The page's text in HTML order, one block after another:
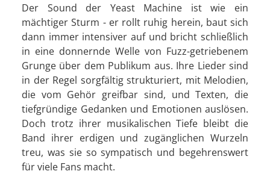
Der Sound der Yeast Machine ist wie ein
mächtiger Sturm - er rollt ruhig herein, baut sich
dann immer intensiver auf und bricht schließlich
in eine donnernde Welle von Fuzz-getriebenem
Grunge über dem Publikum aus. Ihre Lieder sind
in der Regel sorgfältig strukturiert, mit Melodien,
die vom Gehör greifbar sind, und Texten, die
tiefgründige Gedanken und Emotionen auslösen.
Doch trotz ihrer musikalischen Tiefe bleibt die
Band ihrer erdigen und zugänglichen Wurzeln
treu, was sie so sympatisch und begehrenswert
für viele Fans macht.